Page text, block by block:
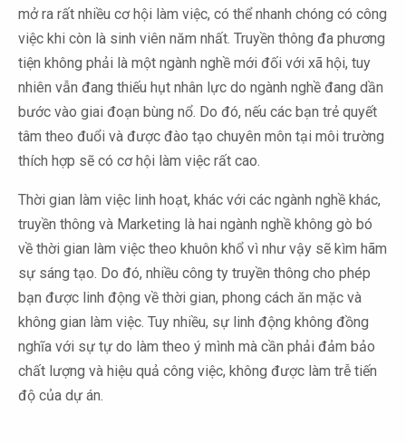
mở ra rất nhiều cơ hội làm việc, có thể nhanh chóng có công
việc khi còn là sinh viên năm nhất. Truyền thông đa phương
tiện không phải là một ngành nghề mới đối với xã hội, tuy
nhiên vẫn đang thiếu hụt nhân lực do ngành nghề đang dần
bước vào giai đoạn bùng nổ. Do đó, nếu các bạn trẻ quyết
tâm theo đuổi và được đào tạo chuyên môn tại môi trường
thích hợp sẽ có cơ hội làm việc rất cao.
Thời gian làm việc linh hoạt, khác với các ngành nghề khác,
truyền thông và Marketing là hai ngành nghề không gò bó
về thời gian làm việc theo khuôn khổ vì như vậy sẽ kìm hãm
sự sáng tạo. Do đó, nhiều công ty truyền thông cho phép
bạn được linh động về thời gian, phong cách ăn mặc và
không gian làm việc. Tuy nhiều, sự linh động không đồng
nghĩa với sự tự do làm theo ý mình mà cần phải đảm bảo
chất lượng và hiệu quả công việc, không được làm trễ tiến
độ của dự án.